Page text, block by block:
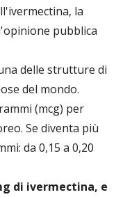
la
pubblica
delle strutture di
del mondo.
(mcg) per
Se diventa più
da 0,15 a 0,20
di ivermectina, e